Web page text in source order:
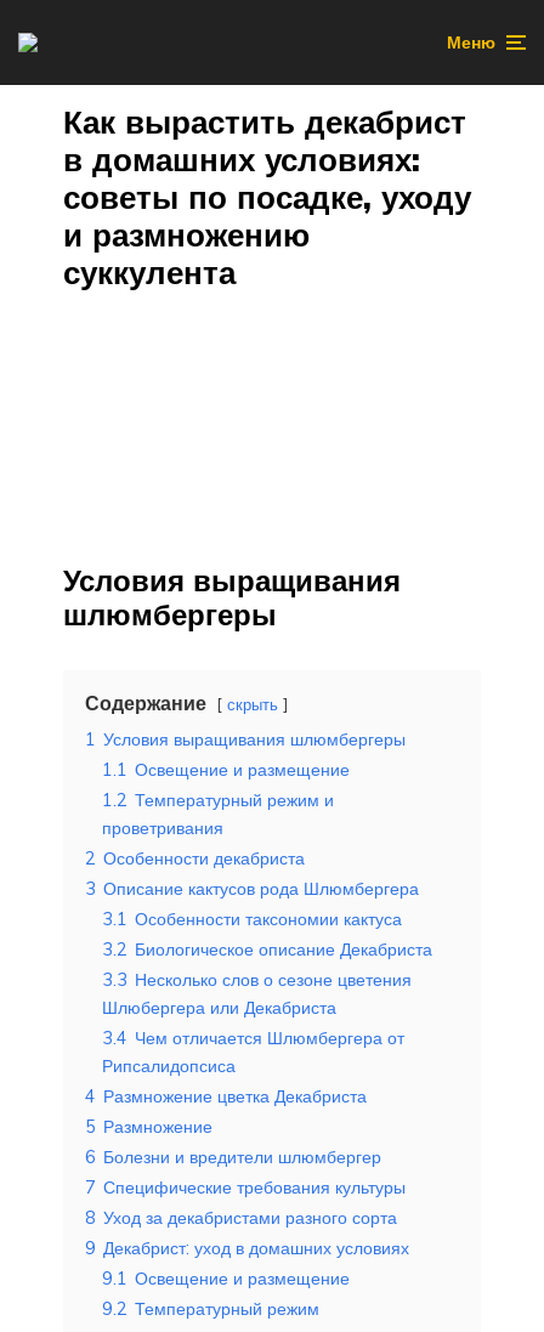
Меню
Как вырастить декабрист
в домашних условиях:
советы по посадке, уходу
и размножению
суккулента
Условия выращивания
шлюмбергеры
Содержание скрыть
1 Условия выращивания шлюмбергеры
1.1 Освещение и размещение
1.2 Температурный режим и
проветривания
2 Особенности декабриста
3 Описание кактусов рода Шлюмбергера
3.1 Особенности таксономии кактуса
3.2 Биологическое описание Декабриста
3.3 Несколько слов о сезоне цветения
Шлюбергера или Декабриста
3.4 Чем отличается Шлюмбергера от
Рипсалидопсиса
4 Размножение цветка Декабриста
5 Размножение
6 Болезни и вредители шлюмбергер
7 Специфические требования культуры
8 Уход за декабристами разного сорта
9 Декабрист: уход в домашних условиях
9.1 Освещение и размещение
9.2 Температурный режим